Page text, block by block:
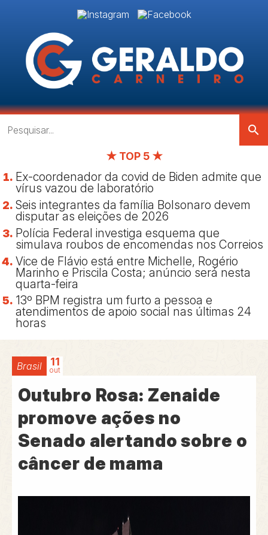
search
★ TOP 5 ★
Ex-coordenador da covid de Biden admite que
vírus vazou de laboratório
Seis integrantes da família Bolsonaro devem
disputar as eleições de 2026
Polícia Federal investiga esquema que
simulava roubos de encomendas nos Correios
Vice de Flávio está entre Michelle, Rogério
Marinho e Priscila Costa; anúncio será nesta
quarta-feira
13º BPM registra um furto a pessoa e
atendimentos de apoio social nas últimas 24
horas
Brasil 11
out
Outubro Rosa: Zenaide
promove ações no
Senado alertando sobre o
câncer de mama